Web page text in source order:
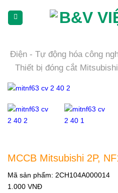
dịch)Điện - Tự động hóa công
Thiết bị đóng cắt Mitsubishi
MCCB Mitsubishi 2P,
Mã sản phẩm: 2CH104A000014
1.000 VNĐ